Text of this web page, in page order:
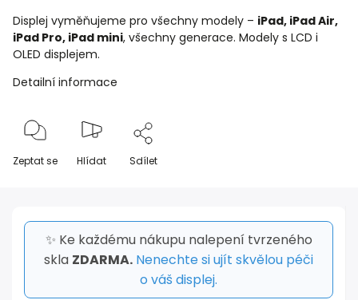
Displej vyměňujeme pro všechny modely – iPad, iPad Air,
iPad Pro, iPad mini, všechny generace. Modely s LCD i
OLED displejem.
Detailní informace
Zeptat se Hlídat Sdílet
✨ Ke každému nákupu nalepení tvrzeného
skla ZDARMA. Nenechte si ujít skvělou péči
o váš displej.